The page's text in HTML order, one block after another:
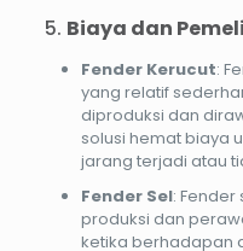
5. Biaya dan
Fender Kerucut:
yang relatif
diproduksi dan
solusi hemat biaya
jarang terjadi atau
Fender Sel:
produksi dan
ketika berhadapan